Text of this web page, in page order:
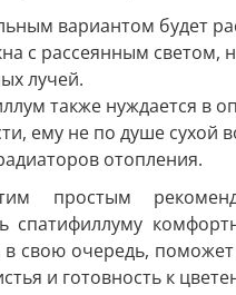
вариантом будет
с рассеянным светом,
лучей.
также нуждается в
ему не по душе сухой
отопления.
простым
спатифиллуму
в свою очередь,
и готовность к